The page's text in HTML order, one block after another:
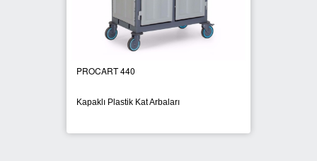
PROCART 440
Kapaklı Plastik Kat Arbaları